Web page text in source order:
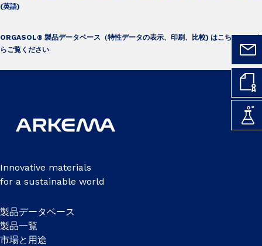
(英語)
ORGASOL® 製品データベース（特性データの表示、印刷、比較) はこちらか
らご覧ください
Innovative materials
for a sustainable world
製品データベース
製品一覧
市場と用途